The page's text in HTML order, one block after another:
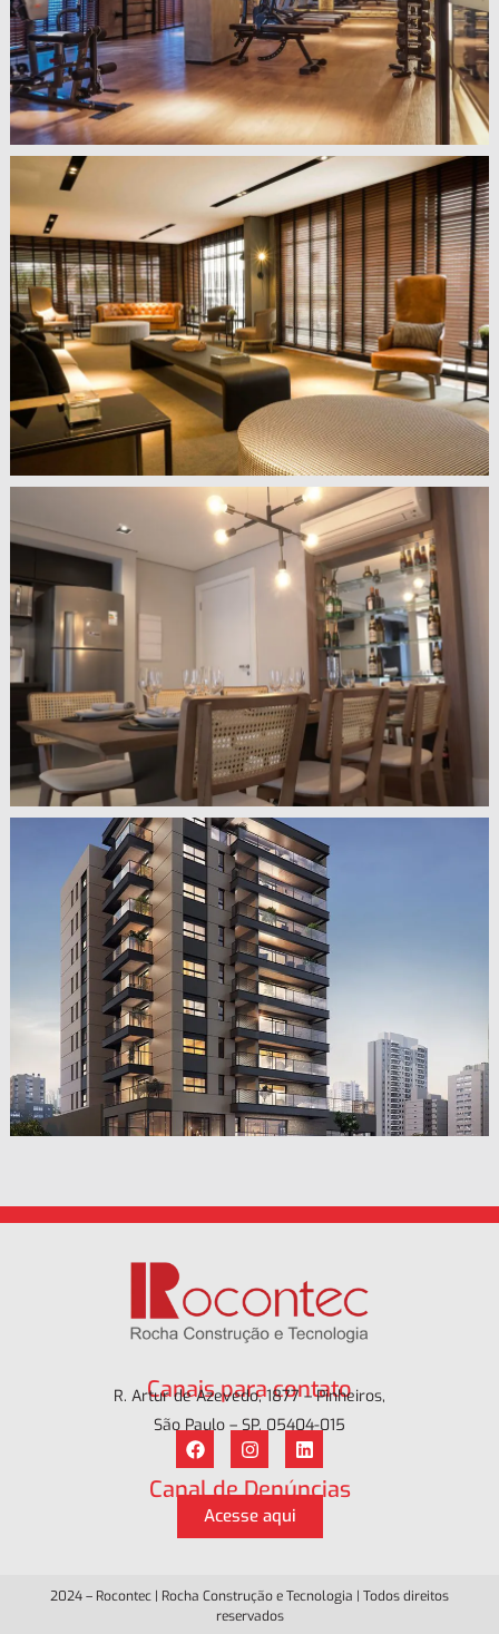
Canais para contato
R. Artur de Azevedo, 1877 – Pinheiros,
São Paulo – SP, 05404-015
Canal de Denúncias
Acesse aqui
2024 – Rocontec | Rocha Construção e Tecnologia | Todos direitos
reservados